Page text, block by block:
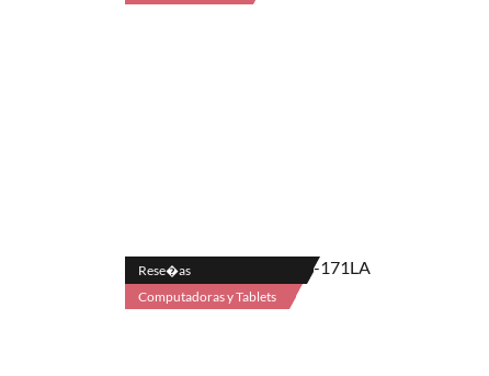
Rese�as
Computadoras y Tablets